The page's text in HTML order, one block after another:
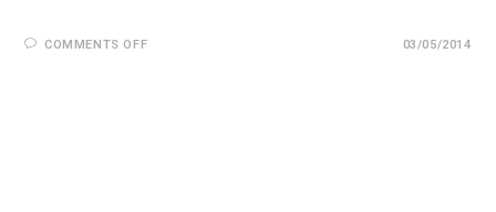
COMMENTS OFF 03/05/2014